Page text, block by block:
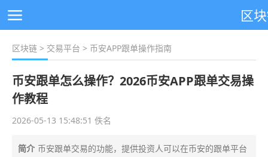
区
区块链 > 交易平台 > 币安APP跟单操作指南
币安跟单怎么操作？2026币安APP跟单交易操
作教程
2026-05-13 15:48:51 佚名
简介 币安跟单交易的功能，提供投资人可以在币安的跟单平台